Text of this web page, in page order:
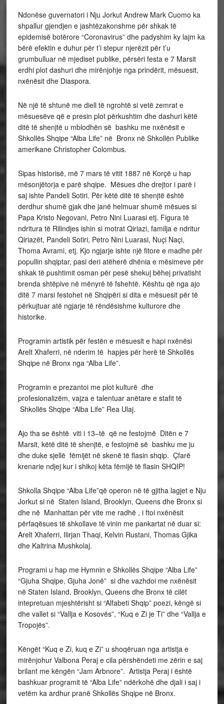
Ndonëse guvernatori i Nju Jorkut Andrew Mark Cuomo ka
shpallur gjendjen e jashtëzakonshme për shkak të
epidemisë botërore “Coronavirus” dhe padyshim ky lajm ka
bërë efektin e duhur për t’i stepur njerëzit për t’u
grumbulluar në mjediset publike, përsëri festa e 7 Marsit
erdhi plot dashuri dhe mirënjohje nga prindërit, mësuesit,
nxënësit dhe Diaspora.
Në një të shtunë me diell të ngrohtë si vetë zemrat e
mësuesëve që e presin plot përkushtim dhe dashuri këtë
ditë të shenjtë u mblodhën së bashku me nxënësit e
Shkollës Shqipe “Alba Life” në Bronx në Shkollën Publike
amerikane Christopher Colombus.
Sipas historisë, më 7 mars të vitit 1887 në Korçë u hap
mësonjëtorja e parë shqipe. Mësues dhe drejtor i parë i
saj ishte Pandeli Sotiri. Për këtë ditë të shenjtë është
derdhur shumë gjak dhe janë helmuar shumë mësues si
Papa Kristo Negovani, Petro Nini Luarasi etj. Figura të
ndritura të Rilindjes ishin si motrat Qiriazi, familja e ndritur
Qiriazët, Pandeli Sotiri, Petro Nini Luarasi, Nuçi Naçi,
Thoma Avrami, etj. Kjo ngjarje ishte një fitore e madhe për
popullin shqiptar, pasi deri atëherë dhënia e mësimeve për
shkak të pushtimit osman për pesë shekuj bëhej privatisht
brenda shtëpive në mënyrë të fshehtë. Kështu që nga ajo
ditë 7 marsi festohet në Shqipëri si dita e mësuesit për të
përkujtuar atë ngjarje të rëndësishme kulturore dhe
historike.
Programin artistik për festën e mësuesit e hapi nxënësi
Arelt Xhaferri, në nderim të hapjes për herë të Shkollës
Shqipe në Bronx nga “Alba Life”.
Programin e prezantoi me plot kulturë dhe
profesionalizëm, vajza e talentuar anëtare e stafit të
Shkollës Shqipe “Alba Life” Rea Ulaj.
Ajo tha se është viti i 13–të që ne festojmë Ditën e 7
Marsit, këtë ditë të shenjtë, e festojmë së bashku me ju
dhe duke sjellë fëmijët në skenë të flasin shqip. Çfarë
krenarie ndjej kur i shikoj këta fëmijë të flasin SHQIP!
Shkolla Shqipe “Alba Life”që operon në të gjitha lagjet e Nju
Jorkut si në Staten Island, Brooklyn, Queens dhe Bronx si
dhe në Manhattan për vite me radhë , i ftoi nxënësit
përfaqësues të shkollave të vinin me pankartat në duar si:
Arelt Xhaferri, Ilirjan Thaqi, Kelvin Rustani, Thomas Gjika
dhe Kaltrina Mushkolaj.
Programi u hap me Hymnin e Shkollës Shqipe “Alba Life”
“Gjuha Shqipe, Gjuha Jonë” si dhe vazhdoi me nxënësit
në Staten Island, Brooklyn, Queens dhe Bronx të cilët
intepretuan mjeshtërisht si “Alfabeti Shqip” poezi, këngë si
dhe vallet si “Vallja e Kosovës”, “Kuq e Zi je Ti” dhe “Vallja e
Tropojës”.
Këngët “Kuq e Zi, kuq e Zi” u shoqëruan nga artistja e
mirënjohur Valbona Peraj e cila përshëndeti me zërin e saj
brilant me këngën “Jam Arbnore”. Artistja Peraj i është
bashkuar programit të “Alba Life” ndërkohë dhe djali i saj i
vetëm ka ardhur pranë Shkollës Shqipe në Bronx.